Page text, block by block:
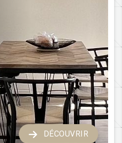
DÉCOUVRIR